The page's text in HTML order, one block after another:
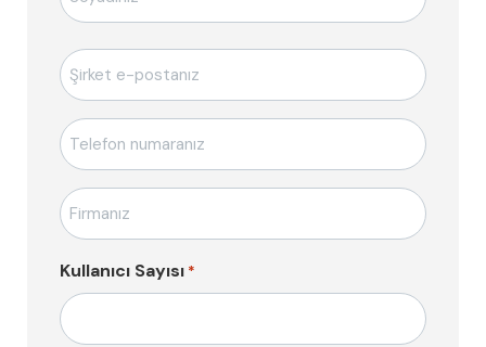
E-
posta
Telefon
*
Firma
Adı
Kullanıcı Sayısı *